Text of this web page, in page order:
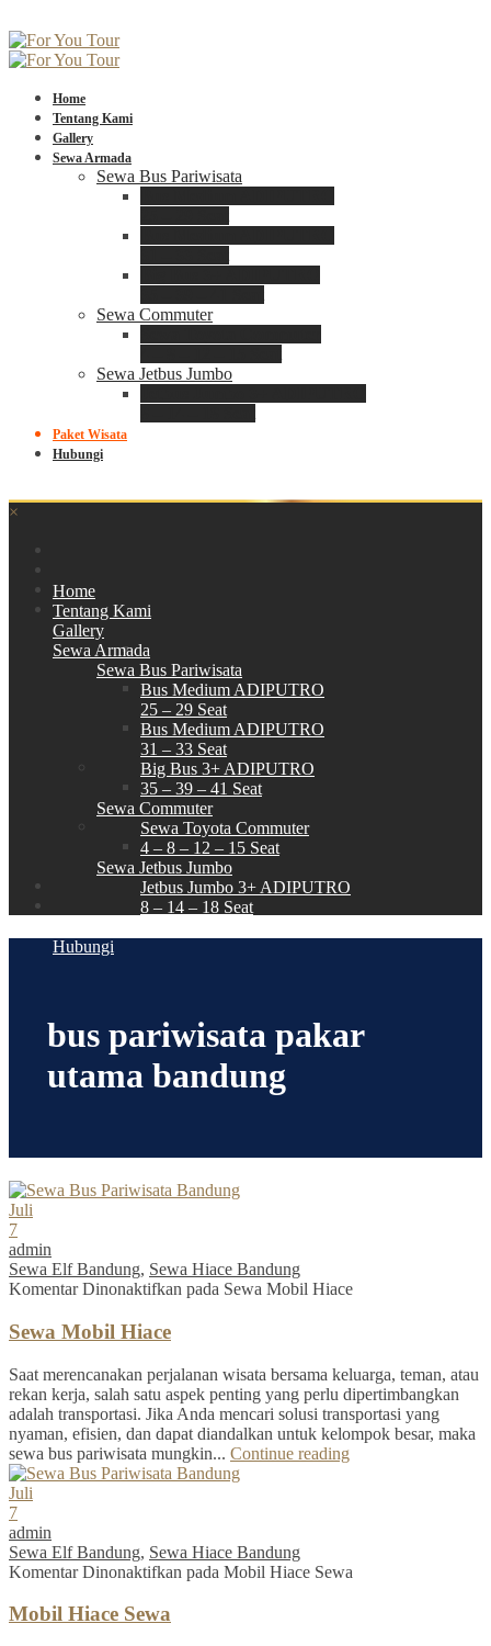
Home
Tentang Kami
Gallery
Sewa Armada
Sewa Bus Pariwisata
Sewa Commuter
Sewa Jetbus Jumbo
Paket Wisata
Hubungi
×
Home
Tentang Kami
Gallery
Sewa Armada
Sewa Bus Pariwisata
Bus Medium ADIPUTRO
25 – 29 Seat
Bus Medium ADIPUTRO
31 – 33 Seat
Big Bus 3+ ADIPUTRO
35 – 39 – 41 Seat
Sewa Commuter
Sewa Toyota Commuter
4 – 8 – 12 – 15 Seat
Sewa Jetbus Jumbo
Jetbus Jumbo 3+ ADIPUTRO
8 – 14 – 18 Seat
Hubungi
bus pariwisata pakar
utama bandung
Juli
7
admin
Sewa Elf Bandung, Sewa Hiace Bandung
Komentar Dinonaktifkan pada Sewa Mobil Hiace
Sewa Mobil Hiace
Saat merencanakan perjalanan wisata bersama keluarga, teman, atau
rekan kerja, salah satu aspek penting yang perlu dipertimbangkan
adalah transportasi. Jika Anda mencari solusi transportasi yang
nyaman, efisien, dan dapat diandalkan untuk kelompok besar, maka
sewa bus pariwisata mungkin... Continue reading
Juli
7
admin
Sewa Elf Bandung, Sewa Hiace Bandung
Komentar Dinonaktifkan pada Mobil Hiace Sewa
Mobil Hiace Sewa